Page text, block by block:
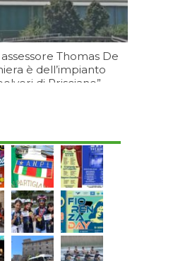
Thomas De
è dell’impianto
di Prisciano”